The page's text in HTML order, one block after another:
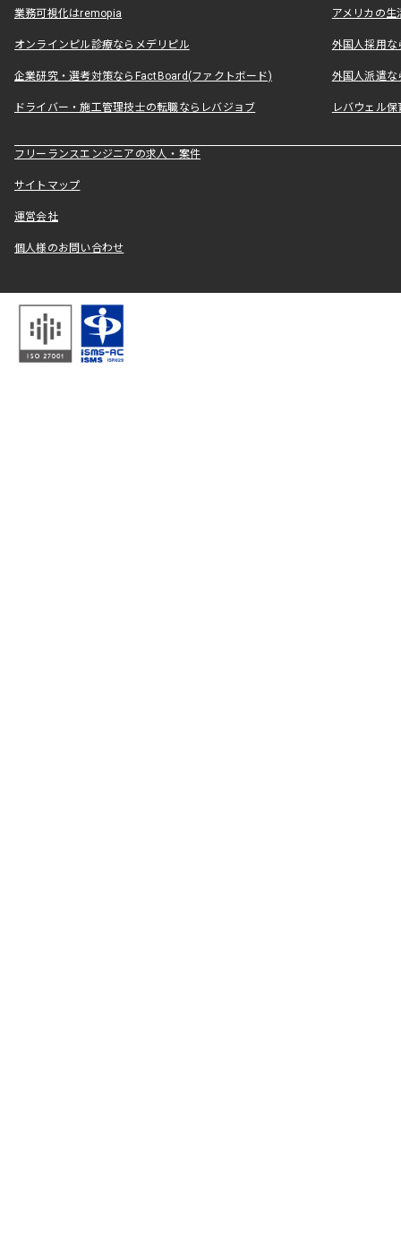
業務可視化はremopia アメリカの
オンラインピル診療ならメデリピル 外国人採用
企業研究・選考対策ならFactBoard(ファクトボード) 外国人派遣な
ドライバー・施工管理技士の転職ならレバジョブ レバウェル
フリーランスエンジニアの求人・案件
サイトマップ
運営会社
個人様のお問い合わせ